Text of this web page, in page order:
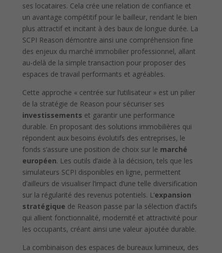
ses locataires. Cela crée une relation de confiance et
un avantage compétitif pour le bailleur, rendant le bien
plus attractif et incitant à des baux de longue durée. La
SCPI Reason démontre ainsi une compréhension fine
des enjeux du marché immobilier professionnel, allant
au-delà de la simple transaction pour proposer des
espaces de travail performants et agréables.
Cette approche « centrée sur l’utilisateur » est un pilier
de la stratégie de Reason pour sécuriser ses
investissements et garantir une performance
durable. En proposant des solutions immobilières qui
répondent aux besoins évolutifs des entreprises, le
fonds s’assure une position de choix sur le marché
européen. Les outils d’aide à la décision, tels que les
simulateurs SCPI disponibles en ligne, permettent
d’ailleurs de visualiser l’impact d’une telle diversification
sur la régularité des revenus potentiels. L’expansion
stratégique de Reason passe par la sélection d’actifs
qui allient fonctionnalité, modernité et attractivité pour
les occupants, créant ainsi une valeur ajoutée durable.
La combinaison des espaces de bureaux lumineux, des